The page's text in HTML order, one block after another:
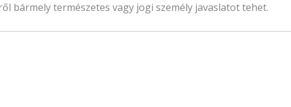
bármely természetes vagy jogi személy javaslatot tehet.